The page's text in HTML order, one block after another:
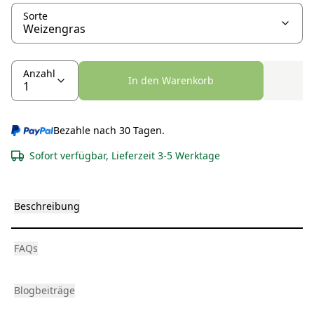
Sorte
Anzahl
In den Warenkorb
Bezahle nach 30 Tagen.
Sofort verfügbar, Lieferzeit 3-5 Werktage
Beschreibung
FAQs
Blogbeiträge